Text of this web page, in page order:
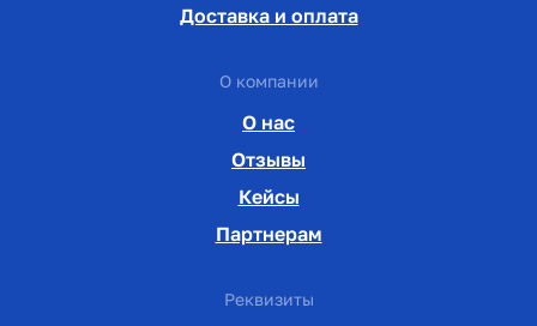
Доставка и оплата
О компании
О нас
Отзывы
Кейсы
Партнерам
Реквизиты